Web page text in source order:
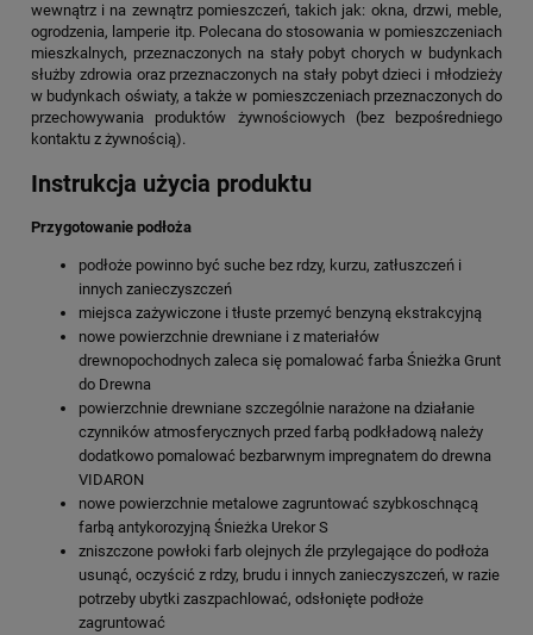
wewnątrz i na zewnątrz pomieszczeń, takich jak: okna, drzwi, meble,
ogrodzenia, lamperie itp. Polecana do stosowania w pomieszczeniach
mieszkalnych, przeznaczonych na stały pobyt chorych w budynkach
służby zdrowia oraz przeznaczonych na stały pobyt dzieci i młodzieży
w budynkach oświaty, a także w pomieszczeniach przeznaczonych do
przechowywania produktów żywnościowych (bez bezpośredniego
kontaktu z żywnością).
Instrukcja użycia produktu
Przygotowanie podłoża
podłoże powinno być suche bez rdzy, kurzu, zatłuszczeń i
innych zanieczyszczeń
miejsca zażywiczone i tłuste przemyć benzyną ekstrakcyjną
nowe powierzchnie drewniane i z materiałów
drewnopochodnych zaleca się pomalować farba Śnieżka Grunt
do Drewna
powierzchnie drewniane szczególnie narażone na działanie
czynników atmosferycznych przed farbą podkładową należy
dodatkowo pomalować bezbarwnym impregnatem do drewna
VIDARON
nowe powierzchnie metalowe zagruntować szybkoschnącą
farbą antykorozyjną Śnieżka Urekor S
zniszczone powłoki farb olejnych źle przylegające do podłoża
usunąć, oczyścić z rdzy, brudu i innych zanieczyszczeń, w razie
potrzeby ubytki zaszpachlować, odsłonięte podłoże
zagruntować